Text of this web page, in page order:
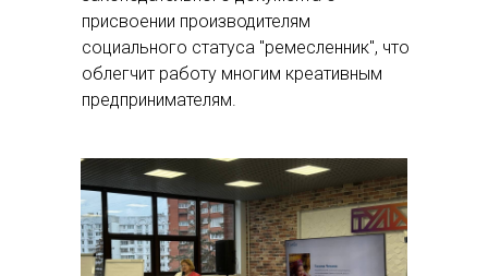
присвоении производителям
социального статуса "ремесленник", что
облегчит работу многим креативным
предпринимателям.